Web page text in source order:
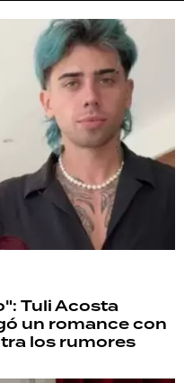
Tuli Acosta
un romance con
los rumores